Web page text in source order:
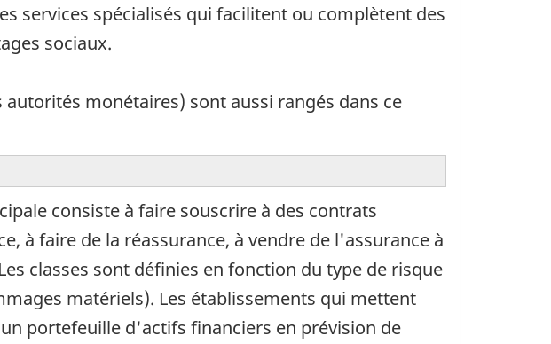
services spécialisés qui facilitent ou complètent des
sociaux.
monétaires) sont aussi rangés dans ce
consiste à faire souscrire à des contrats
à faire de la réassurance, à vendre de l'assurance à
classes sont définies en fonction du type de risque
matériels). Les établissements qui mettent
portefeuille d'actifs financiers en prévision de